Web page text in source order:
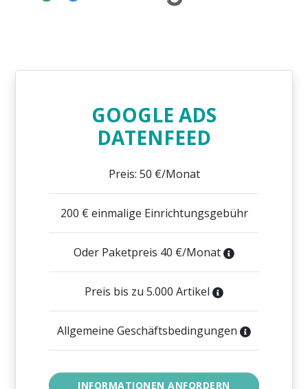
GOOGLE ADS
DATENFEED
Preis: 50 €/Monat
200 € einmalige Einrichtungsgebühr
Oder Paketpreis 40 €/Monat
Preis bis zu 5.000 Artikel
Allgemeine Geschäftsbedingungen